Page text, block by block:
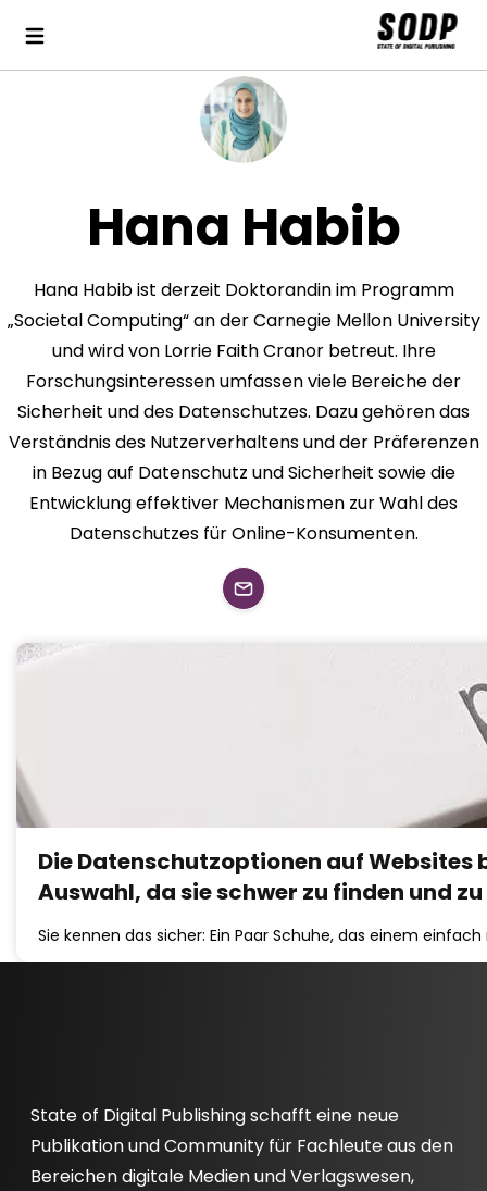
Hana Habib
Hana Habib ist derzeit Doktorandin im Programm
„Societal Computing“ an der Carnegie Mellon University
und wird von Lorrie Faith Cranor betreut. Ihre
Forschungsinteressen umfassen viele Bereiche der
Sicherheit und des Datenschutzes. Dazu gehören das
Verständnis des Nutzerverhaltens und der Präferenzen
in Bezug auf Datenschutz und Sicherheit sowie die
Entwicklung effektiver Mechanismen zur Wahl des
Datenschutzes für Online-Konsumenten.
Die Datenschutzoptionen auf Websites
Auswahl, da sie schwer zu finden und
Sie kennen das sicher: Ein Paar Schuhe, das einem
State of Digital Publishing schafft eine neue
Publikation und Community für Fachleute aus den
Bereichen digitale Medien und Verlagswesen,